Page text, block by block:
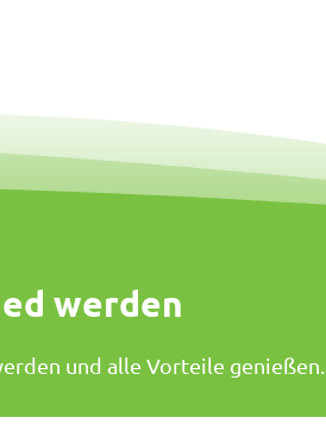
werden
und alle Vorteile genießen.